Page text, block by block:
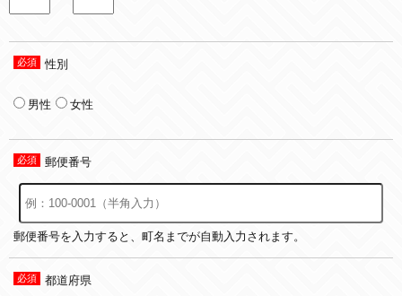
性別
男性 女性
郵便番号
郵便番号を入力すると、町名までが自動入力されます。
都道府県